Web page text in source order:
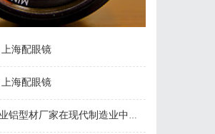
海配眼镜
海配眼镜
厂家在现代制造业中的重要角色与发展趋势